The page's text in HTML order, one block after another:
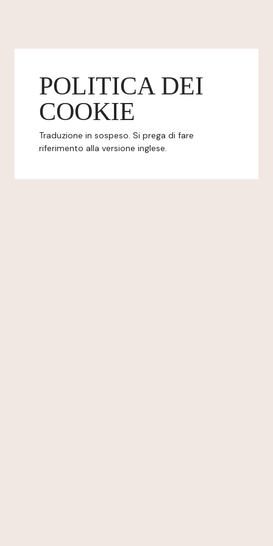
POLITICA DEI
COOKIE
Traduzione in sospeso. Si prega di fare
riferimento alla versione inglese.